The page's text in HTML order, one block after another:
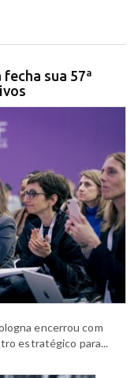
sua 57ª
encerrou com
estratégico para...